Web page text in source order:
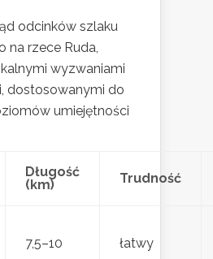
odcinków szlaku
na rzece Ruda,
wyzwaniami
dostosowanymi do
umiejętności
Długość
(km)
Trudność
7,5–10 łatwy